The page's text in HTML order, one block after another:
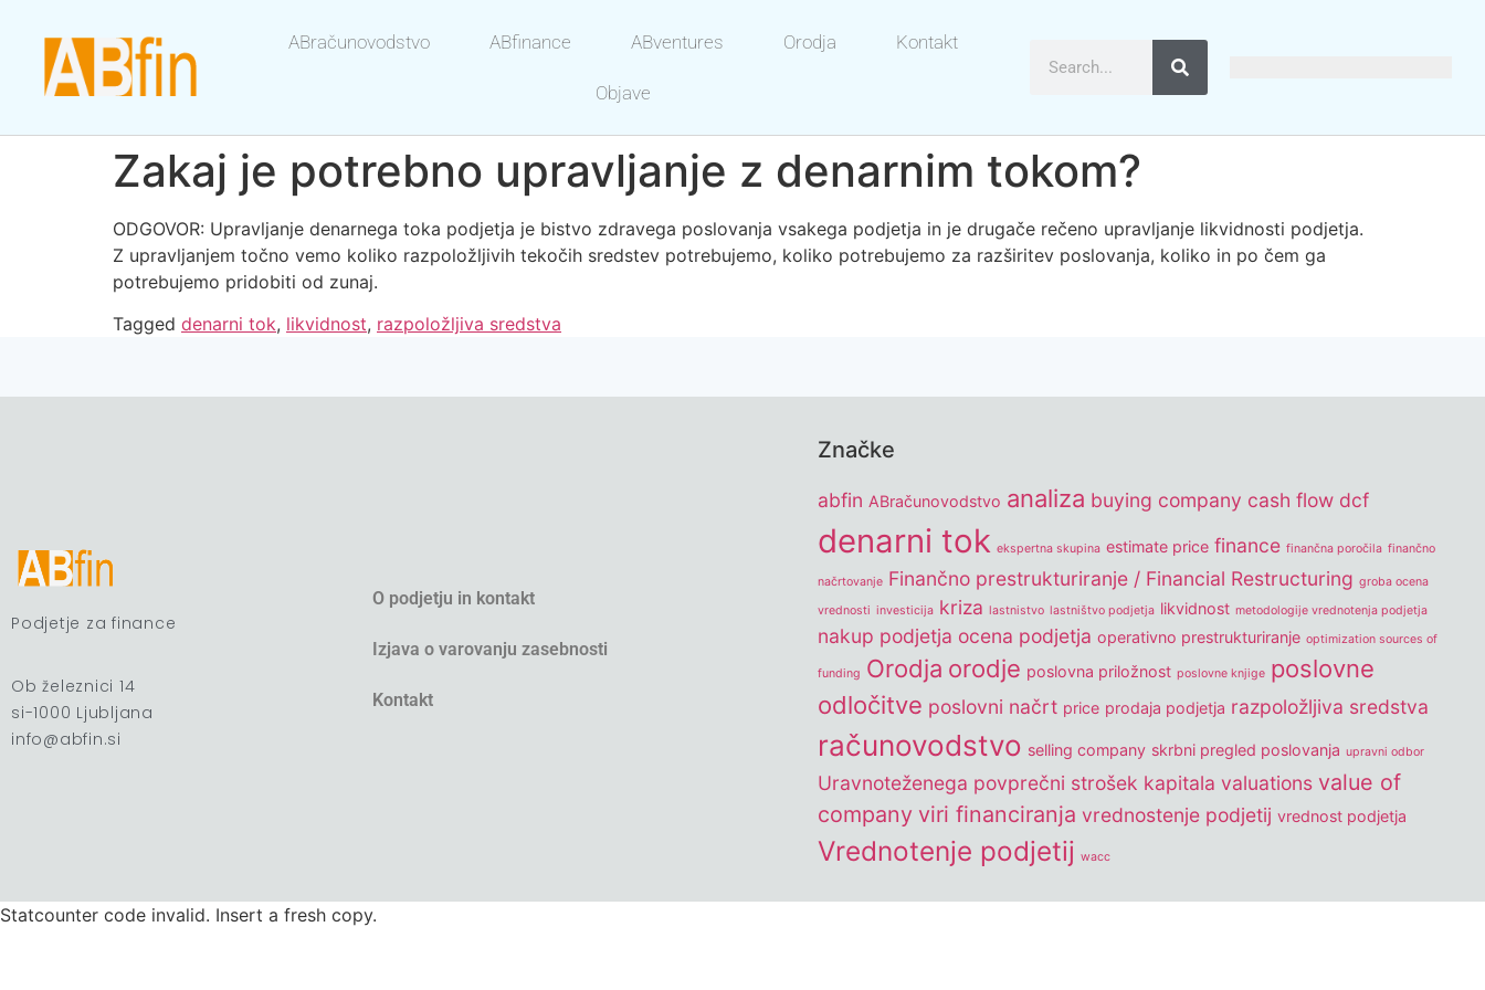
ABračunovodstvo ABfinance ABventures Orodja Kontakt
Objave
Zakaj je potrebno upravljanje z denarnim tokom?
ODGOVOR: Upravljanje denarnega toka podjetja je bistvo zdravega poslovanja vsakega podjetja in je drugače rečeno upravljanje likvidnosti podjetja.
Z upravljanjem točno vemo koliko razpoložljivih tekočih sredstev potrebujemo, koliko potrebujemo za razširitev poslovanja, koliko in po čem ga
potrebujemo pridobiti od zunaj.
Tagged denarni tok, likvidnost, razpoložljiva sredstva
Podjetje za finance
Ob železnici 14
si-1000 Ljubljana
info@abfin.si
O podjetju in kontakt
Izjava o varovanju zasebnosti
Kontakt
Značke
abfin ABračunovodstvo analiza buying company cash flow dcf
denarni tok ekspertna skupina estimate price finance finančna poročila finančno
načrtovanje Finančno prestrukturiranje / Financial Restructuring groba ocena
vrednosti investicija kriza lastnistvo lastništvo podjetja likvidnost metodologije vrednotenja podjetja
nakup podjetja ocena podjetja operativno prestrukturiranje optimization sources of
funding Orodja orodje poslovna priložnost poslovne knjige poslovne
odločitve poslovni načrt price prodaja podjetja razpoložljiva sredstva
računovodstvo selling company skrbni pregled poslovanja upravni odbor
Uravnoteženega povprečni strošek kapitala valuations value of
company viri financiranja vrednostenje podjetij vrednost podjetja
Vrednotenje podjetij wacc
Statcounter code invalid. Insert a fresh copy.